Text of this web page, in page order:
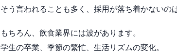
そう言われることも多く、採用が落ち着かないの
もちろん、飲食業界には波があります。
学生の卒業、季節の繁忙、生活リズムの変化。